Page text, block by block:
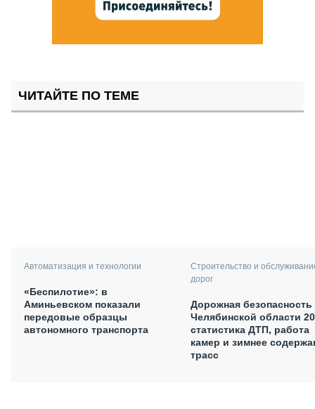
ЧИТАЙТЕ ПО ТЕМЕ
Автоматизация и технологии
«Беспилотие»: в
Аминьевском показали
передовые образцы
автономного транспорта
Строительство и
дорог
Дорожная безопасность
Челябинской области
статистика ДТП, работа
камер и зимнее
трасс